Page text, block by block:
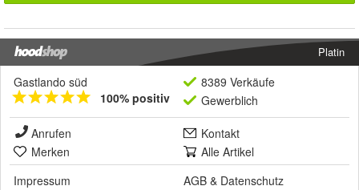
Platin
Gastlando süd
100% positiv
8389 Verkäufe
Gewerblich
Anrufen
Kontakt
Merken
Alle Artikel
Impressum
AGB & Datenschutz